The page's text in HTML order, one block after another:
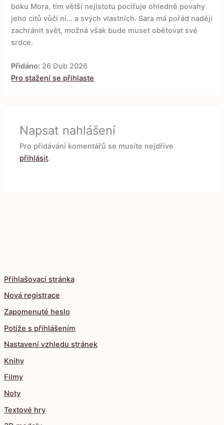
Přihlašovací stránka
Nová registrace
Zapomenuté heslo
Potíže s přihlášením
Nastavení vzhledu stránek
Knihy
Filmy
Noty
Textové hry
boku Mora, tím větší nejistotu pociťuje ohledně povahy
jeho citů vůči ní… a svých vlastních. Sara má pořád naději
zachránit svět, možná však bude muset obětovat své
srdce.
Přidáno: 26 Dub 2026
Pro stažení se přihlaste
Napsat nahlášení
Pro přidávání komentářů se musíte nejdříve
přihlásit.